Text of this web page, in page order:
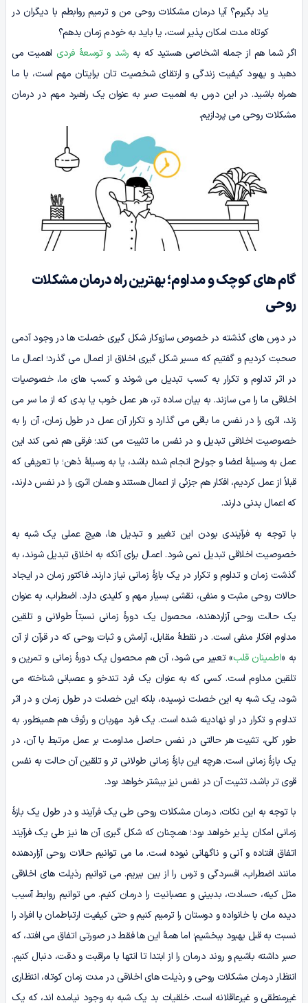
یاد بگیرم؟ آیا درمان مشکلات روحی من و ترمیم روابطم با دیگران در
کوتاه مدت امکان پذیر است، یا باید به خودم زمان بدهم؟
اگر شما هم از جمله اشخاصی هستید که به رشد و توسعۀ فردی اهمیت می
دهید و بهبود کیفیت زندگی و ارتقای شخصیت تان برایتان مهم است، با ما
همراه باشید. در این درس به اهمیت صبر به عنوان یک راهبرد مهم در درمان
مشکلات روحی می پردازیم.
گام های کوچک و مداوم؛ بهترین راه درمان مشکلات
روحی
در درس های گذشته در خصوص سازوکار شکل گیری خصلت ها در وجود آدمی
صحبت کردیم و گفتیم که مسیر شکل گیری اخلاق از اعمال می گذرد؛ اعمال ما
در اثر تداوم و تکرار به کسب تبدیل می شوند و کسب های ما، خصوصیات
اخلاقی ما را می سازند. به بیان ساده تر، هر عمل خوب یا بدی که از ما سر می
زند، اثری را در نفس ما باقی می گذارد و تکرار آن عمل در طول زمان، آن را به
خصوصیت اخلاقی تبدیل و در نفس ما تثبیت می کند؛ فرقی هم نمی کند این
عمل به وسیلۀ اعضا و جوارح انجام شده باشد، یا به وسیلۀ ذهن؛ با تعریفی که
قبلاً از عمل کردیم، افکار هم جزئی از اعمال هستند و همان اثری را در نفس دارند،
که اعمال بدنی دارند.
با توجه به فرآیندی بودن این تغییر و تبدیل ها، هیچ عملی یک شبه به
خصوصیت اخلاقی تبدیل نمی شود. اعمال برای آنکه به اخلاق تبدیل شوند، به
گذشت زمان و تداوم و تکرار در یک بازۀ زمانی نیاز دارند. فاکتور زمان در ایجاد
حالات روحی مثبت و منفی، نقشی بسیار مهم و کلیدی دارد. اضطراب، به عنوان
یک حالت روحی آزاردهنده، محصول یک دورۀ زمانی نسبتاً طولانی و تلقین
مداوم افکار منفی است. در نقطۀ مقابل، آرامش و ثبات روحی که در قرآن از آن
به «اطمینان قلب» تعبیر می شود، آن هم محصول یک دورۀ زمانی و تمرین و
تلقین مداوم است. کسی که به عنوان یک فرد تندخو و عصبانی شناخته می
شود، یک شبه به این خصلت نرسیده، بلکه این خصلت در طول زمان و در اثر
تداوم و تکرار در او نهادینه شده است. یک فرد مهربان و رئوف هم همینطور. به
طور کلی، تثبیت هر حالتی در نفس حاصل مداومت بر عمل مرتبط با آن، در
یک بازۀ زمانی است. هرچه این بازۀ زمانی طولانی تر و تلقین آن حالت به نفس
قوی تر باشد، تثبیت آن در نفس نیز بیشتر خواهد بود.
با توجه به این نکات، درمان مشکلات روحی طی یک فرآیند و در طول یک بازۀ
زمانی امکان پذیر خواهد بود؛ همچنان که شکل گیری آن ها نیز طی یک فرآیند
اتفاق افتاده و آنی و ناگهانی نبوده است. ما می توانیم حالات روحی آزاردهنده
مانند اضطراب، افسردگی و ترس را از بین ببریم. می توانیم رذیلت های اخلاقی
مثل کینه، حسادت، بدبینی و عصبانیت را درمان کنیم. می توانیم روابط آسیب
دیده مان با خانواده و دوستان را ترمیم کنیم و حتی کیفیت ارتباطمان با افراد را
نسبت به قبل بهبود ببخشیم؛ اما همۀ این ها فقط در صورتی اتفاق می افتد، که
صبر داشته باشیم و روند درمان را از ابتدا تا انتها با مراقبت و دقت، دنبال کنیم.
انتظار درمان مشکلات روحی و رذیلت های اخلاقی در مدت زمان کوتاه، انتظاری
غیرمنطقی و غیرعاقلانه است. خلقیات بد یک شبه به وجود نیامده اند، که یک